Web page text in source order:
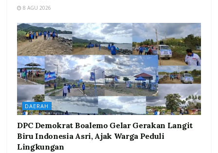
8 AGU 2026
DAERAH
DPC Demokrat Boalemo Gelar Gerakan Langit
Biru Indonesia Asri, Ajak Warga Peduli
Lingkungan